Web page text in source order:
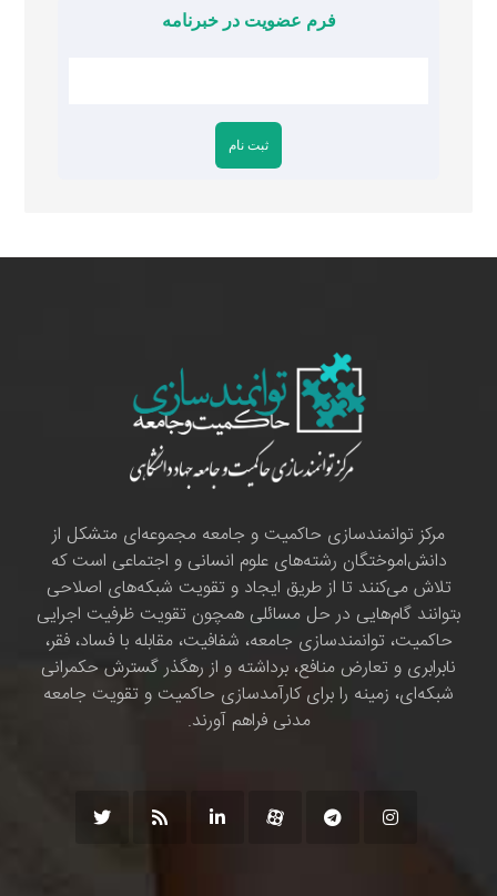
فرم عضویت در خبرنامه
مرکز توانمندسازی حاکمیت و جامعه مجموعه‌ای متشکل از
دانش‌اموختگان رشته‌های علوم انسانی و اجتماعی است که
تلاش می‌کنند تا از طریق ایجاد و تقویت شبکه‌های اصلاحی
بتوانند گام‌هایی در حل مسائلی همچون تقویت ظرفیت اجرایی
حاکمیت، توانمندسازی جامعه، شفافیت، مقابله با فساد، فقر،
نابرابری و تعارض منافع، برداشته و از رهگذر گسترش حکمرانی
شبکه‌ای، زمینه را برای کارآمدسازی حاکمیت و تقویت جامعه
مدنی فراهم آورند.